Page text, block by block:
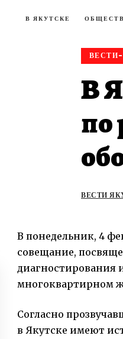
В ЯКУТСКЕ
В
по
ВЕСТИ
В понедельник, 4
совещание,
диагностирования
многоквартирном
Согласно
в Якутске имеют